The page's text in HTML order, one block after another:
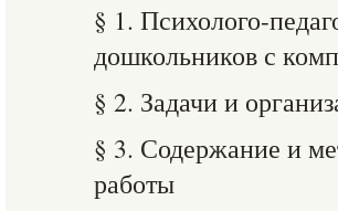
§ 1. Психолого-
дошкольников с
§ 2. Задачи и
§ 3. Содержание и
работы